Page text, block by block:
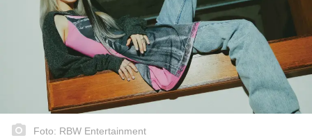
Foto: RBW Entertainment